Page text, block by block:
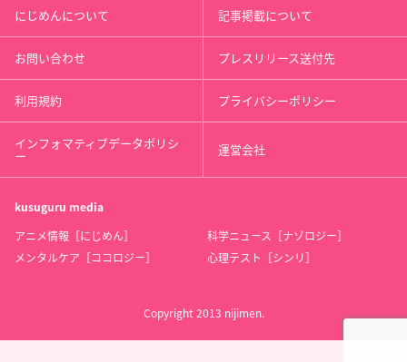
にじめんについて 記事掲載について
お問い合わせ プレスリリース送付先
利用規約 プライバシーポリシー
インフォマティブデータポリシ
ー 運営会社
kusuguru media
アニメ情報［にじめん］
科学ニュース［ナゾロジー］
メンタルケア［ココロジー］
心理テスト［シンリ］
Copyright 2013 nijimen.